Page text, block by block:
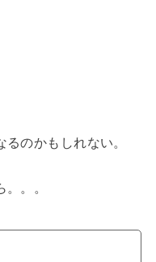
のかもしれない。
。。